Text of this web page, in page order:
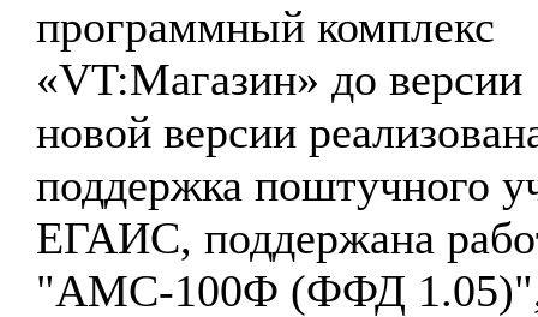
программный комплекс
«VT:Магазин» до
новой версии
поддержка поштучного
ЕГАИС, поддержана
"АМС-100Ф (ФФД